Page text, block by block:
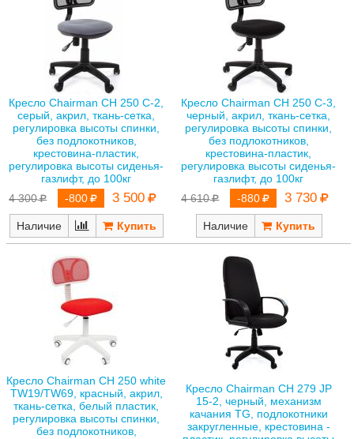
Кресло Chairman CH 250 C-2,
серый, акрил, ткань-сетка,
регулировка высоты спинки,
без подлокотников,
крестовина-пластик,
регулировка высоты сиденья-
газлифт, до 100кг
4 300
-800 3 500
Наличие
Кресло Chairman CH 250 C-3,
черный, акрил, ткань-сетка,
регулировка высоты спинки,
без подлокотников,
крестовина-пластик,
регулировка высоты сиденья-
газлифт, до 100кг
4 610
-880 3 730
Наличие
Кресло Chairman CH 250 white
TW19/TW69, красный, акрил,
ткань-сетка, белый пластик,
регулировка высоты спинки,
без подлокотников,
Кресло Chairman CH 279 JP
15-2, черный, механизм
качания TG, подлокотники
закругленные, крестовина -